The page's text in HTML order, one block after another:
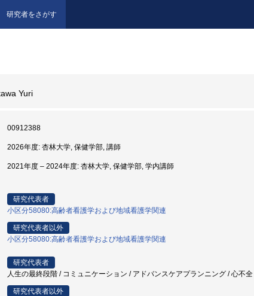
研究者をさがす
Yuri
00912388
2026年度: 杏林大学, 保健学部, 講師
2021年度 – 2024年度: 杏林大学, 保健学部, 学内講師
研究代表者
小区分58080:高齢者看護学および地域看護学関連
研究代表者以外
小区分58080:高齢者看護学および地域看護学関連
研究代表者
人生の最終段階 / コミュニケーション / アドバンスケアプランニング / 心不全
研究代表者以外